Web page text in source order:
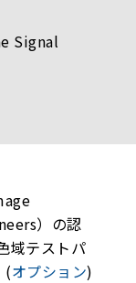
）の認
域テストパ
(オプション)